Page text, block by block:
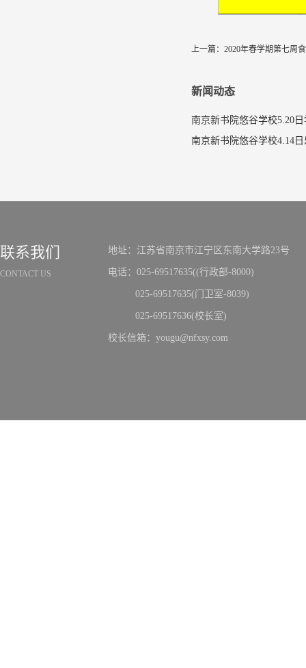
上一篇： 2020年春学期第七周
新闻动态
南京新书院悠谷学校5.20
联系我们
CONTACT US
地址：江苏省南京市江宁区东南大学路23号
电话：025-69517635((行政部-8000)
025-69517635(门卫室-8039)
025-69517636(校长室)
校长信箱：yougu@nfxsy.com